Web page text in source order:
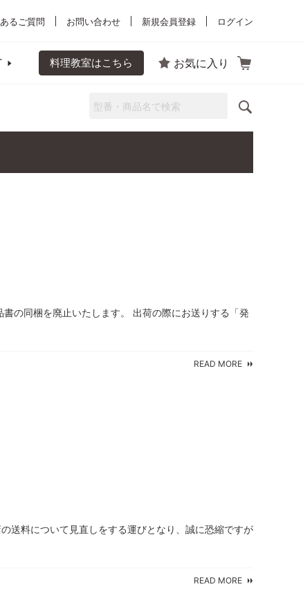
るご質問 お問い合わせ 新規会員登録 ログイン
料理教室はこちら お気に入り
の同梱を廃止いたします。 出荷の際にお送りする「発
READ MORE
送料について見直しをする運びとなり、誠に恐縮ですが
READ MORE